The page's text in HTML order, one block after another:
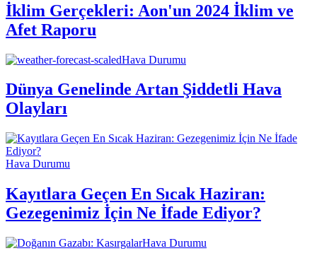
İklim Gerçekleri: Aon'un 2024 İklim ve
Afet Raporu
Hava Durumu
Dünya Genelinde Artan Şiddetli Hava
Olayları
Hava Durumu
Kayıtlara Geçen En Sıcak Haziran:
Gezegenimiz İçin Ne İfade Ediyor?
Hava Durumu